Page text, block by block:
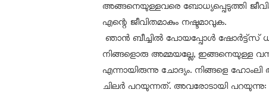
അങ്ങനെയുള്ളവരെ ബോധ്യപ്പെടുത്തി
എന്റെ ജീവിതമാകും നഷ്ടമാവുക.
ഞാൻ ബീച്ചിൽ പോയപ്പോൾ ഷോർട്ട്‌സ്
നിങ്ങളൊരു അമ്മയല്ലേ, ഇങ്ങനെയുള്ള
എന്നായിരുന്നു ചോദ്യം. നിങ്ങളെ
ചിലർ പറയുന്നത്. അവരോടായി